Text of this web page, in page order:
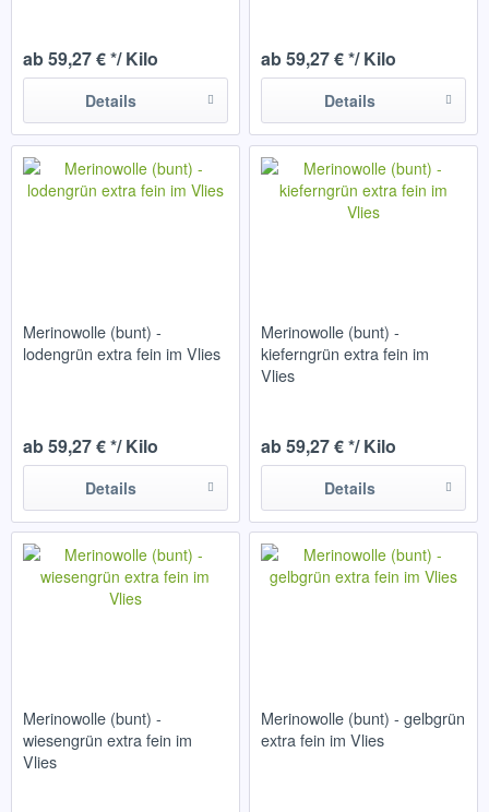
ab 59,27 € */ Kilo
Details
ab 59,27 € */ Kilo
Details
Merinowolle (bunt) -
lodengrün extra fein im Vlies
ab 59,27 € */ Kilo
Details
Merinowolle (bunt) -
kieferngrün extra fein im
Vlies
ab 59,27 € */ Kilo
Details
Merinowolle (bunt) -
wiesengrün extra fein im
Vlies
Merinowolle (bunt) - gelbgrün
extra fein im Vlies